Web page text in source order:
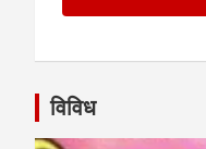
विविध